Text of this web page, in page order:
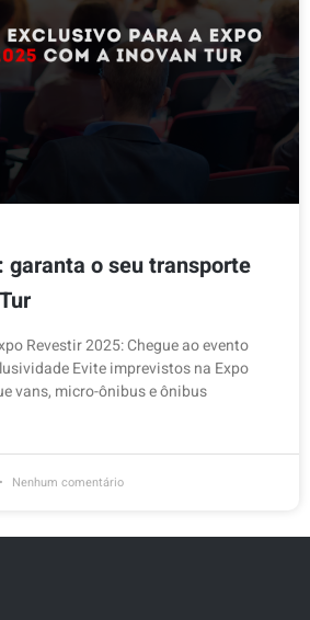
garanta o seu transporte
Revestir 2025: Chegue ao evento
Evite imprevistos na Expo
vans, micro-ônibus e ônibus
Nenhum comentário